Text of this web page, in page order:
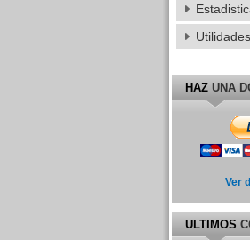
HAZUNA
Ver
ULTIMOS